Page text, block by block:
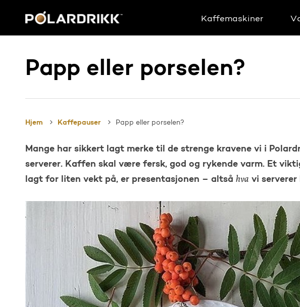
Kaffemaskiner
Papp eller porselen?
Hjem Kaffepauser Papp eller porselen?
Mange har sikkert lagt merke til de strenge kravene vi i
serverer. Kaffen skal være fersk, god og rykende varm. Et
lagt for liten vekt på, er presentasjonen – altså hva vi